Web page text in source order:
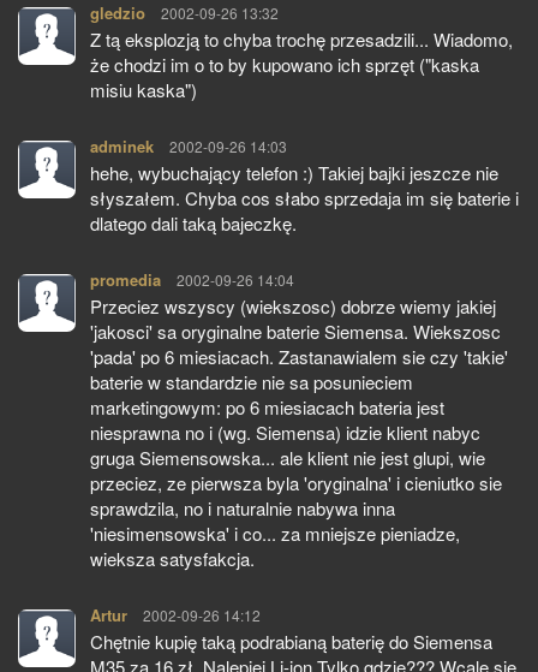
gledzio pisze:
2002-09-26 13:32
Z tą eksplozją to chyba trochę przesadzili... Wiadomo,
że chodzi im o to by kupowano ich sprzęt ("kaska
misiu kaska")
adminek pisze:
2002-09-26 14:03
hehe, wybuchający telefon :) Takiej bajki jeszcze nie
słyszałem. Chyba cos słabo sprzedaja im się baterie i
dlatego dali taką bajeczkę.
promedia pisze:
2002-09-26 14:04
Przeciez wszyscy (wiekszosc) dobrze wiemy jakiej
'jakosci' sa oryginalne baterie Siemensa. Wiekszosc
'pada' po 6 miesiacach. Zastanawialem sie czy 'takie'
baterie w standardzie nie sa posunieciem
marketingowym: po 6 miesiacach bateria jest
niesprawna no i (wg. Siemensa) idzie klient nabyc
gruga Siemensowska... ale klient nie jest glupi, wie
przeciez, ze pierwsza byla 'oryginalna' i cieniutko sie
sprawdzila, no i naturalnie nabywa inna
'niesimensowska' i co... za mniejsze pieniadze,
wieksza satysfakcja.
Artur pisze:
2002-09-26 14:12
Chętnie kupię taką podrabianą baterię do Siemensa
M35 za 16 zł. Nalepiej Li-ion Tylko gdzie??? Wcale się